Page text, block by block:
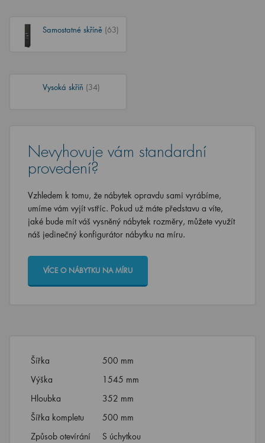
Samostatné skříně (63)
Vysoká skříň (34)
Nevyhovuje vám standardní
provedení?
Vzhledem k tomu, že nábytek opravdu sami vyrábíme,
umíme vám vyjít vstříc. Pokud už máte představu a víte,
jaké bude mít váš vysněný nábytek rozměry, můžete využít
náš jedinečný konfigurátor nábytku na míru.
VÍCE O NÁBYTKU NA MÍRU
Šířka
500 mm
Výška
1545 mm
Hloubka
352 mm
Šířka kompletu
500 mm
Způsob otevírání
S úchytkou